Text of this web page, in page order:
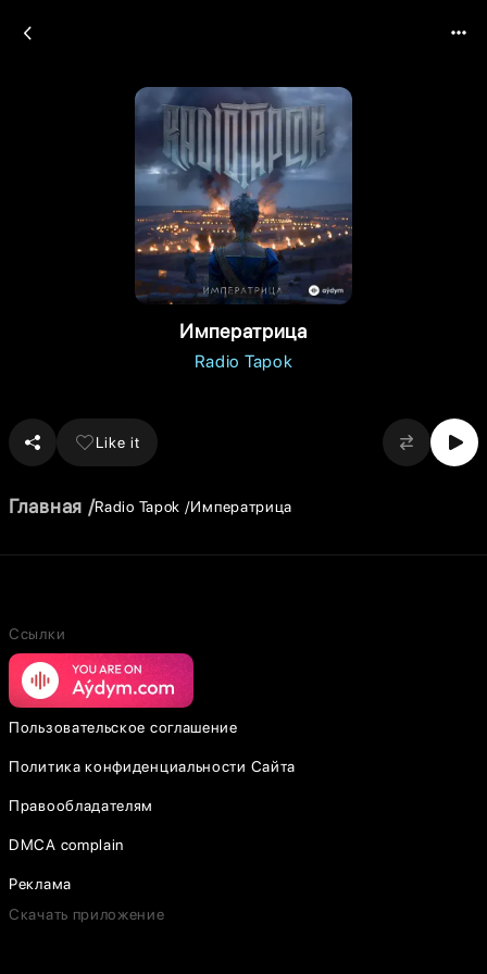
Императрица
Radio Tapok
Like it
Главная Radio Tapok Императрица
Ссылки
Пользовательское соглашение
Политика конфиденциальности Сайта
Правообладателям
DMCA complain
Реклама
Скачать приложение